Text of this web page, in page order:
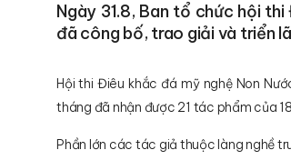
Ngày 31.8, Ban tổ chức hội
đã công bố, trao giải và triển
Hội thi Điêu khắc đá mỹ nghệ Non
tháng đã nhận được 21 tác phẩm của
Phần lớn các tác giả thuộc làng nghề